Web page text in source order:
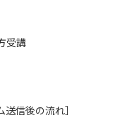
受講
信後の流れ］